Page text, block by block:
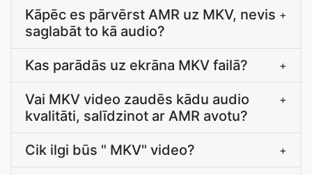
Kāpēc es pārvērst AMR uz MKV, nevis
saglabāt to kā audio?
+
Kas parādās uz ekrāna MKV failā? +
Vai MKV video zaudēs kādu audio
kvalitāti, salīdzinot ar AMR avotu?
+
Cik ilgi būs " MKV" video? +